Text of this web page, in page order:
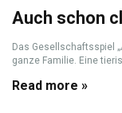
Auch schon
Das Gesellschaftsspiel
ganze Familie. Eine
Read more »